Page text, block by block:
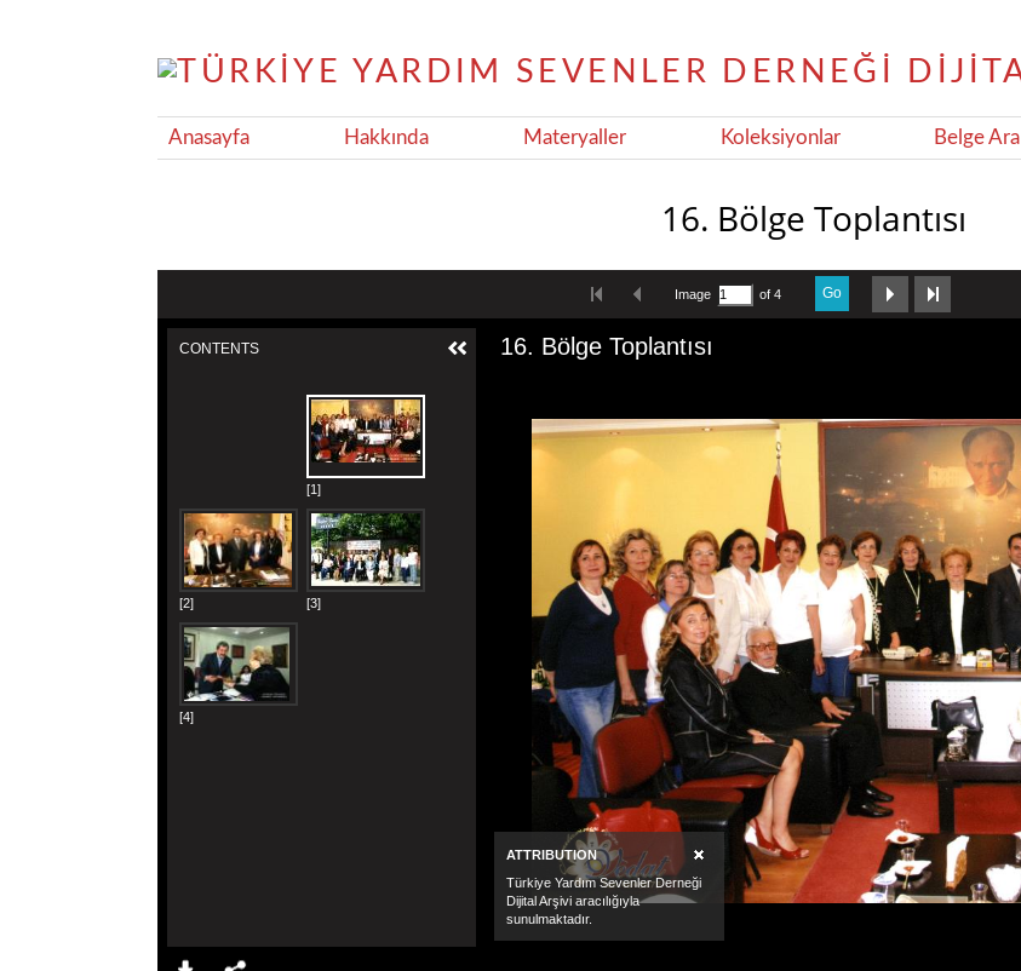
Anasayfa Hakkında Materyaller Koleksiyonlar Belge Ara
16. Bölge Toplantısı